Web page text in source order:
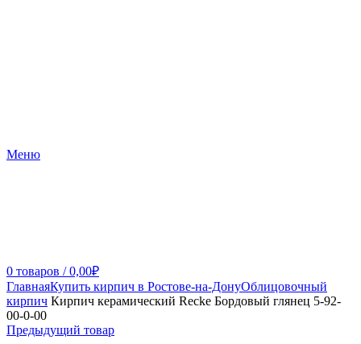
Меню
0 товаров / 0,00₽
ГлавнаяКупить кирпич в Ростове-на-ДонуОблицовочный
кирпич Кирпич керамический Recke Бордовый глянец 5-92-
00-0-00
Предыдущий товар